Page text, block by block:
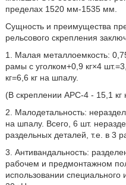
пределах 1520 мм-1535 мм.
Сущность и преимущества
рельсового скрепления
1. Малая металлоемкость:
рамы с уголком+0,9 кг×4
кг=6,6 кг на шпалу.
(В скреплении АРС-4 - 15,1 кг
2. Малодетальность:
на шпалу. Всего, 6 шт.
раздельных деталей, т.е. в 3
3. Антивандальность:
рабочем и предмонтажном
использовании специального